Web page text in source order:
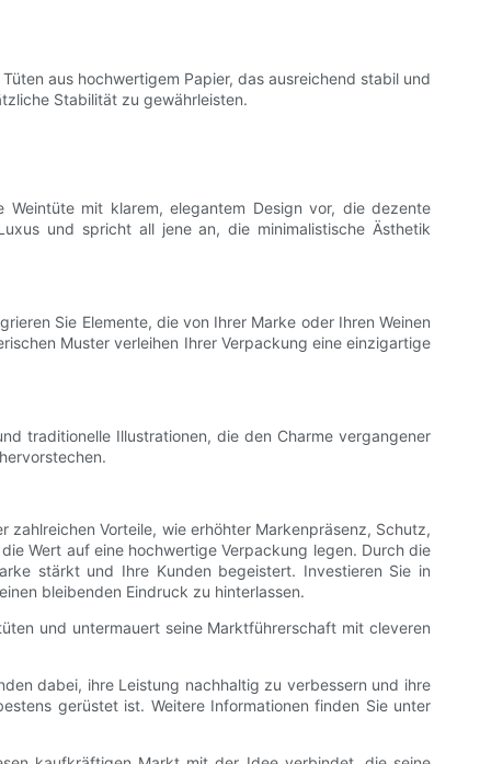
aus hochwertigem Papier, das ausreichend stabil und
Stabilität zu gewährleisten.
Weintüte mit klarem, elegantem Design vor, die dezente
und spricht all jene an, die minimalistische Ästhetik
Sie Elemente, die von Ihrer Marke oder Ihren Weinen
Muster verleihen Ihrer Verpackung eine einzigartige
traditionelle Illustrationen, die den Charme vergangener
zahlreichen Vorteile, wie erhöhter Markenpräsenz, Schutz,
Wert auf eine hochwertige Verpackung legen. Durch die
stärkt und Ihre Kunden begeistert. Investieren Sie in
bleibenden Eindruck zu hinterlassen.
und untermauert seine Marktführerschaft mit cleveren
dabei, ihre Leistung nachhaltig zu verbessern und ihre
gerüstet ist. Weitere Informationen finden Sie unter